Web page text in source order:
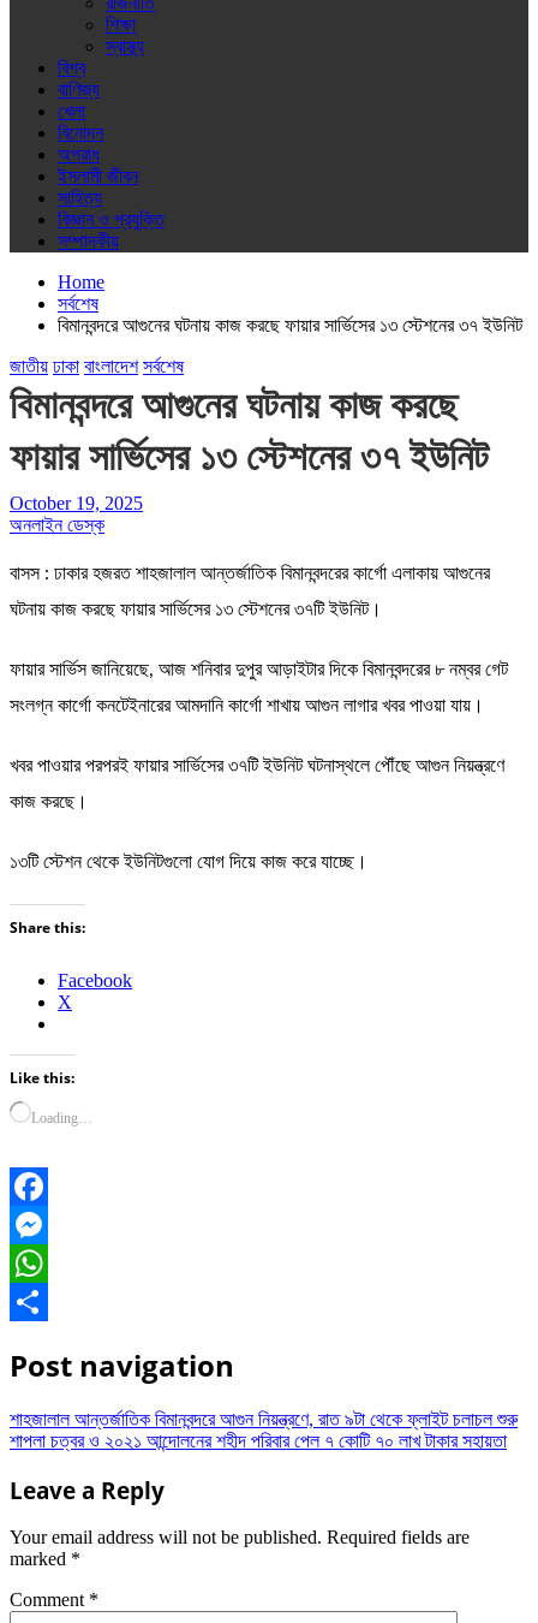
শিক্ষা
স্বাস্থ্য
বিশ্ব
বাণিজ্য
খেলা
বিনোদন
অপরাধ
ইসলামী জীবন
সাহিত্য
বিজ্ঞান ও প্রযুক্তি
সম্পাদকীয়
Home
সর্বশেষ
বিমানবন্দরে আগুনের ঘটনায় কাজ করছে ফায়ার সার্ভিসের ১৩ স্টেশনের ৩৭ ইউনিট
জাতীয় ঢাকা বাংলাদেশ সর্বশেষ
বিমানবন্দরে আগুনের ঘটনায় কাজ করছে
ফায়ার সার্ভিসের ১৩ স্টেশনের ৩৭ ইউনিট
October 19, 2025
অনলাইন ডেস্ক
বাসস : ঢাকার হজরত শাহজালাল আন্তর্জাতিক বিমানবন্দরের কার্গো এলাকায় আগুনের
ঘটনায় কাজ করছে ফায়ার সার্ভিসের ১৩ স্টেশনের ৩৭টি ইউনিট।
ফায়ার সার্ভিস জানিয়েছে, আজ শনিবার দুপুর আড়াইটার দিকে বিমানবন্দরের ৮ নম্বর গেট
সংলগ্ন কার্গো কনটেইনারের আমদানি কার্গো শাখায় আগুন লাগার খবর পাওয়া যায়।
খবর পাওয়ার পরপরই ফায়ার সার্ভিসের ৩৭টি ইউনিট ঘটনাস্থলে পৌঁছে আগুন নিয়ন্ত্রণে
কাজ করছে।
১৩টি স্টেশন থেকে ইউনিটগুলো যোগ দিয়ে কাজ করে যাচ্ছে।
Share this:
Facebook
X
Like this:
Loading…
Facebook
Messenger
WhatsApp
Post navigation
শাহজালাল আন্তর্জাতিক বিমানবন্দরে আগুন নিয়ন্ত্রণে, রাত ৯টা থেকে ফ্লাইট চলাচল শুরু
শাপলা চত্বর ও ২০২১ আন্দোলনের শহীদ পরিবার পেল ৭ কোটি ৭০ লাখ টাকার সহায়তা
Leave a Reply
Your email address will not be published. Required fields are
marked *
Comment *